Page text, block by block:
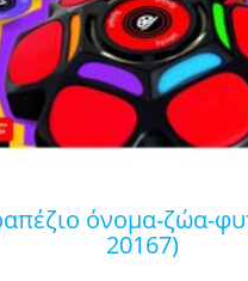
20167)